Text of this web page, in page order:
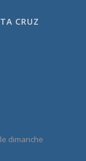
CRUZ
dimanche